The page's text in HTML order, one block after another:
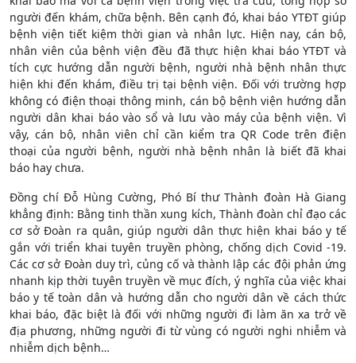
người đến khám, chữa bệnh. Bên cạnh đó, khai báo YTĐT giúp
bệnh viện tiết kiệm thời gian và nhân lực. Hiện nay, cán bộ,
nhân viên của bệnh viện đều đã thực hiện khai báo YTĐT và
tích cực hướng dẫn người bệnh, người nhà bệnh nhân thực
hiện khi đến khám, điều trị tại bệnh viện. Đối với trường hợp
không có điện thoại thông minh, cán bộ bệnh viện hướng dẫn
người dân khai báo vào sổ và lưu vào máy của bệnh viện. Vì
vậy, cán bộ, nhân viên chỉ cần kiểm tra QR Code trên điện
thoại của người bệnh, người nhà bệnh nhân là biết đã khai
báo hay chưa.
Đồng chí Đỗ Hùng Cường, Phó Bí thư Thành đoàn Hà Giang
khẳng định: Bằng tinh thần xung kích, Thành đoàn chỉ đạo các
cơ sở Đoàn ra quân, giúp người dân thực hiện khai báo y tế
gắn với triển khai tuyên truyền phòng, chống dịch Covid -19.
Các cơ sở Đoàn duy trì, củng cố và thành lập các đội phản ứng
nhanh kịp thời tuyên truyền về mục đích, ý nghĩa của việc khai
báo y tế toàn dân và hướng dẫn cho người dân về cách thức
khai báo, đặc biệt là đối với những người đi làm ăn xa trở về
địa phương, những người đi từ vùng có người nghi nhiễm và
nhiễm dịch bệnh…